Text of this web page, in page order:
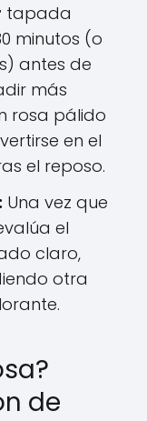
tapada
minutos (o
antes de
más
rosa pálido
en el
el reposo.
Una vez que
el
claro,
otra
de